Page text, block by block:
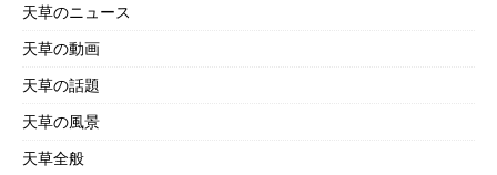
天草のニュース
天草の動画
天草の話題
天草の風景
天草全般